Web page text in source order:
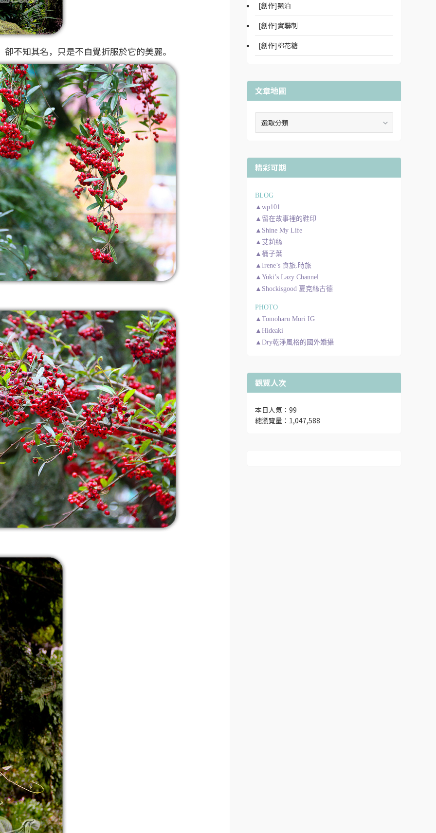
不知其名，只是不自覺折服於它的美麗。
[創作]飄泊
[創作]實聯制
[創作]棉花糖
文章地圖
精彩可期
BLOG
▲wp101
▲留在故事裡的鞋印
▲Shine My Life
▲艾莉絲
▲桶子葉
▲Irene’s 食旅.時旅
▲Yuki’s Lazy Channel
▲Shockisgood 夏克絲古德
PHOTO
▲Tomoharu Mori IG
▲Hideaki
▲Dry乾淨風格的國外婚攝
觀覽人次
本日人氣：99
總瀏覽量：1,047,588